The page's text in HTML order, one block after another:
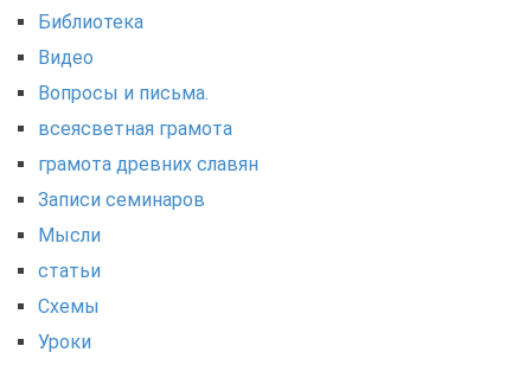
Библиотека
Видео
Вопросы и письма.
всеясветная грамота
грамота древних славян
Записи семинаров
Мысли
статьи
Схемы
Уроки